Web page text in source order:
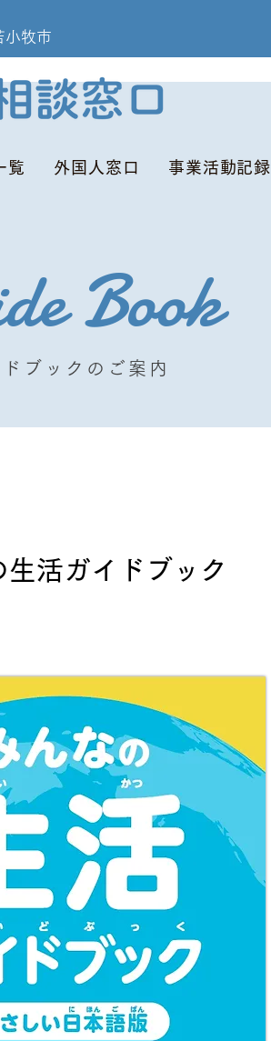
小牧市
覧 外国人窓口 事業活動記録
Book
ドブックのご案内
生活ガイドブック